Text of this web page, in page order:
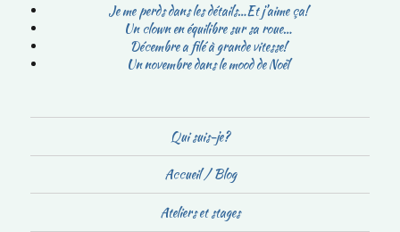
Je me perds dans les détails…Et j’aime ça!
Un clown en équilibre sur sa roue…
Décembre a filé à grande vitesse!
Un novembre dans le mood de Noël
Qui suis-je?
Accueil / Blog
Ateliers et stages